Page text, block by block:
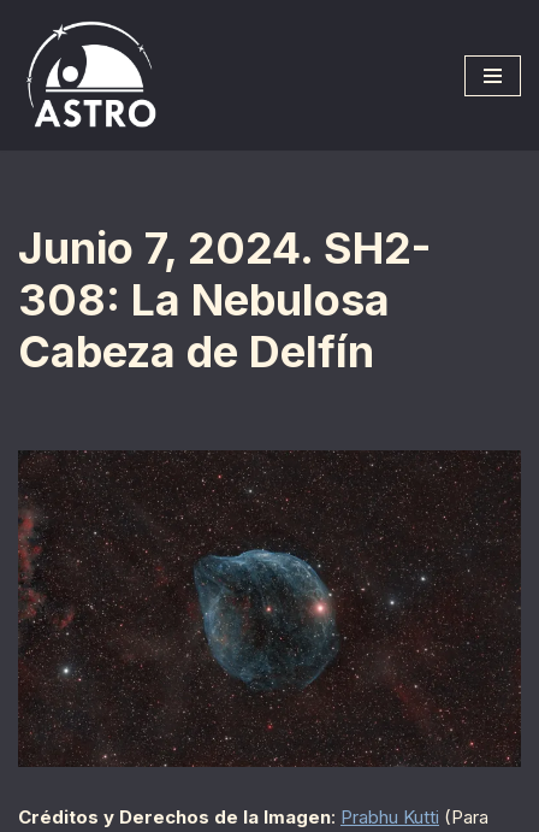
Saltar
al
contenido
Junio 7, 2024. SH2-
308: La Nebulosa
Cabeza de Delfín
Créditos y Derechos de la Imagen: Prabhu Kutti (Para